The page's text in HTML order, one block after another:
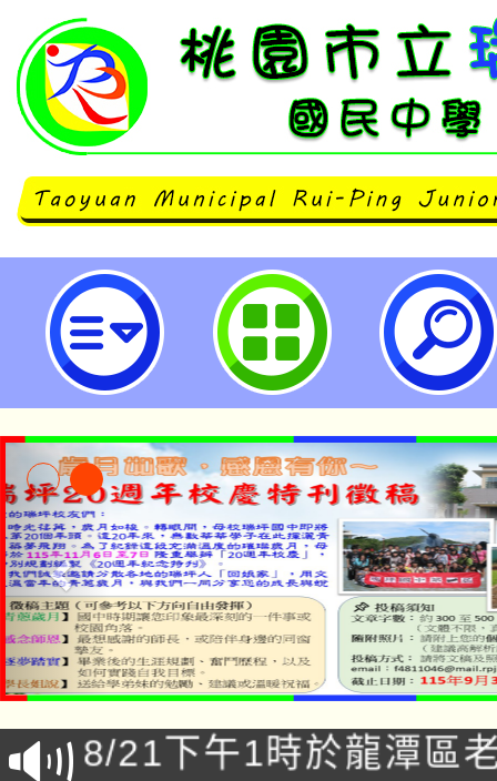
neilrpjhstyc網站設計者：徐嘉
「本色祭」8/29、30在
場熱烈登場!
8/21下午1時於龍潭區